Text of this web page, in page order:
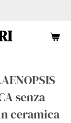
senza
ceramica